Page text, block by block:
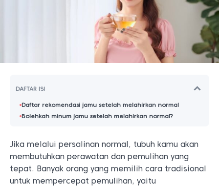
DAFTAR ISI
Daftar rekomendasi jamu setelah melahirkan normal
Bolehkah minum jamu setelah melahirkan normal?
Jika melalui persalinan normal, tubuh kamu akan
membutuhkan perawatan dan pemulihan yang
tepat. Banyak orang yang memilih cara tradisional
untuk mempercepat pemulihan, yaitu